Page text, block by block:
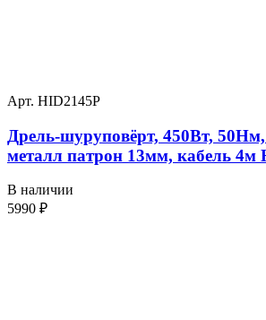
Арт. HID2145P
Дрель-шуруповёрт, 450Вт,
металл патрон 13мм, кабель 4м
В наличии
5990 ₽